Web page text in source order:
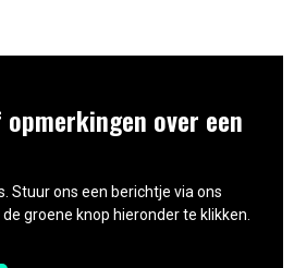
over een
Stuur ons een berichtje via ons
groene knop hieronder te klikken.